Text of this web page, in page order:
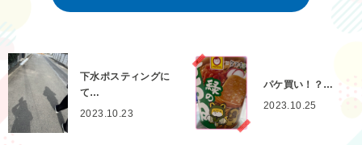
下水ポスティングに
て…
2023.10.23
パケ買い！？…
2023.10.25